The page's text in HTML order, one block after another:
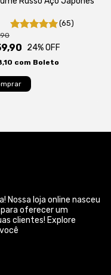
(65)
24% OFF
com Boleto
Nossa loja online nasceu
oferecer um
clientes! Explore